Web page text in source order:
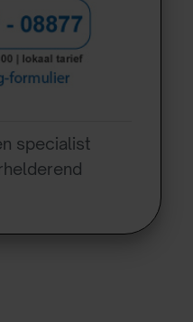
specialist